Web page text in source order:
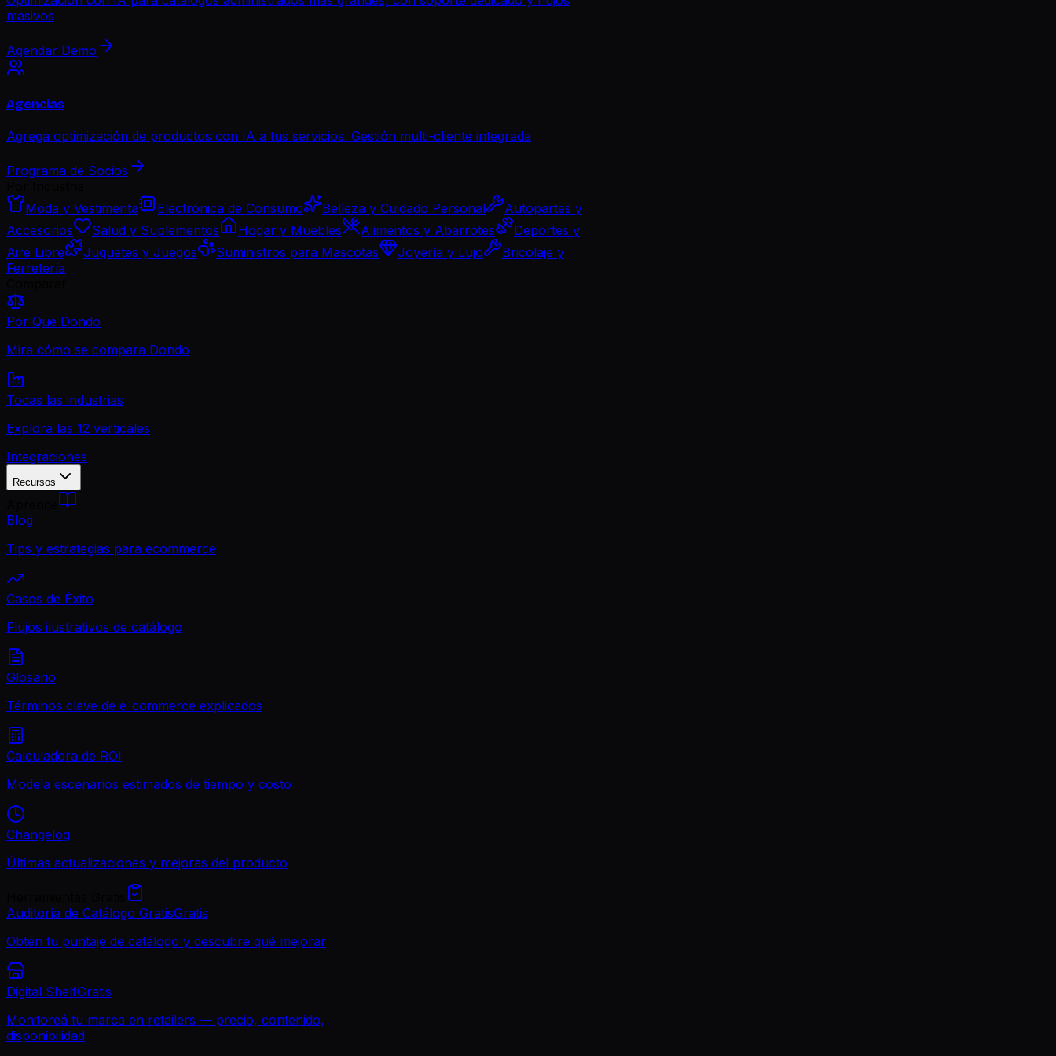
masivos
Agendar Demo
Agencias
Agrega optimización de productos con IA a tus servicios. Gestión multi-cliente integrada
Programa de Socios
Moda y Vestimenta
Electrónica de Consumo Belleza y Cuidado Personal
Autopartes y
Accesorios
Salud y Suplementos Hogar y Muebles Alimentos y Abarrotes
Deportes y
Aire Libre
Juguetes y Juegos Suministros para Mascotas Joyería y Lujo
Bricolaje y
Ferretería
Por Qué Dondo
Mira cómo se compara Dondo
Todas las industrias
Explora las 12 verticales
Integraciones
Recursos
Blog
Tips y estrategias para ecommerce
Casos de Éxito
Flujos ilustrativos de catálogo
Glosario
Términos clave de e-commerce explicados
Calculadora de ROI
Modela escenarios estimados de tiempo y costo
Changelog
Últimas actualizaciones y mejoras del producto
Auditoría de Catálogo GratisGratis
Obtén tu puntaje de catálogo y descubre qué mejorar
Digital ShelfGratis
Monitoreá tu marca en retailers — precio, contenido,
disponibilidad